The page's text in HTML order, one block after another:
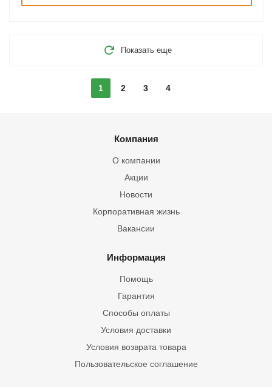
Показать еще
1 2 3 4
Компания
О компании
Акции
Новости
Корпоративная жизнь
Вакансии
Информация
Помощь
Гарантия
Способы оплаты
Условия доставки
Условия возврата товара
Пользовательское соглашение